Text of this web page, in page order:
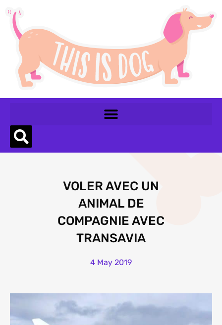
VOLER AVEC UN
ANIMAL DE
COMPAGNIE AVEC
TRANSAVIA
4 May 2019